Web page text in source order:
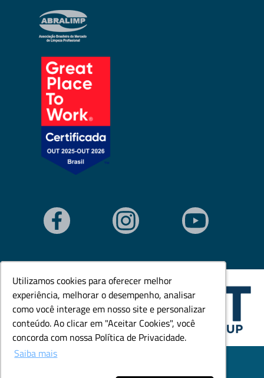
Utilizamos cookies para oferecer melhor
experiência, melhorar o desempenho, analisar
como você interage em nosso site e personalizar
conteúdo. Ao clicar em "Aceitar Cookies", você
concorda com nossa Política de Privacidade.
Saiba mais
Utilizamos cookies para oferecer melhor
experiência, melhorar o desempenho, analisar
como você interage em nosso site e personalizar
conteúdo. Ao clicar em "Aceitar Cookies", você
concorda com nossa Política de Privacidade.
Saiba mais
© Todos os direitos reservados. Goedert Ltda - CNPJ: